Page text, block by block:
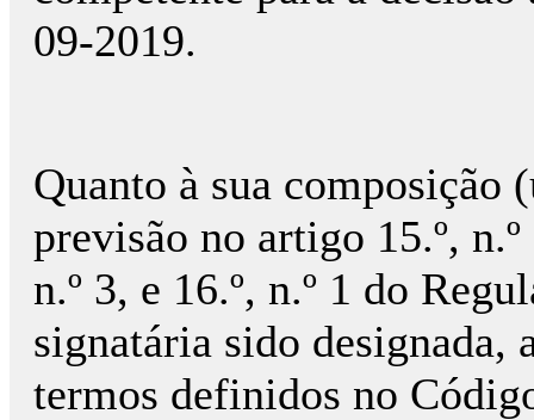
09-2019.
Quanto à sua
previsão no artigo 15.º,
n.º 3, e 16.º, n.º 1 do
signatária sido designada,
termos definidos no